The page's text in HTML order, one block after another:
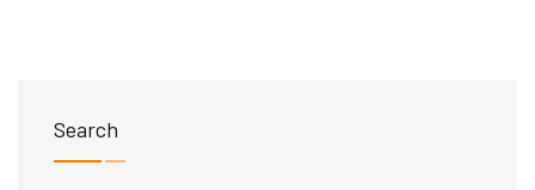
Search